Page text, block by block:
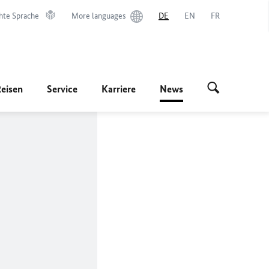
Sprache More languages DE EN FR
Service Karriere News